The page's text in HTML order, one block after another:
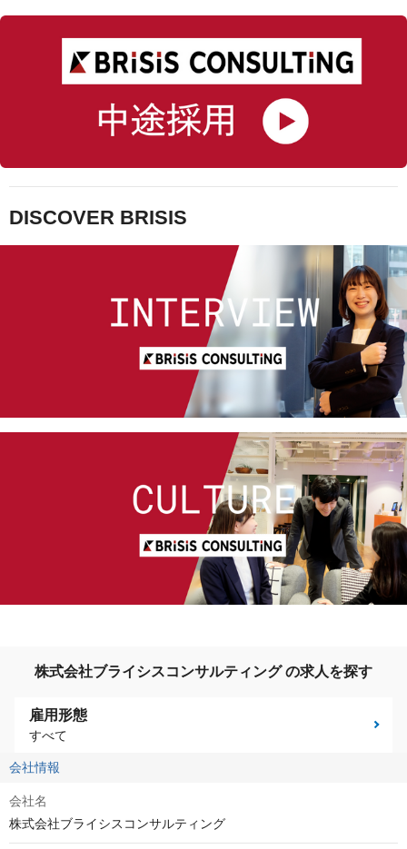
DISCOVER BRISIS
株式会社ブライシスコンサルティング の求人を探す
雇用形態
すべて
会社情報
会社名
株式会社ブライシスコンサルティング